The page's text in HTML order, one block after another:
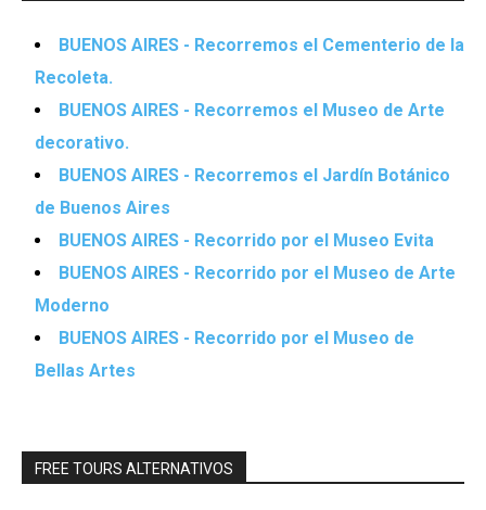
BUENOS AIRES - Recorremos el Cementerio de la
Recoleta.
BUENOS AIRES - Recorremos el Museo de Arte
decorativo.
BUENOS AIRES - Recorremos el Jardín Botánico
de Buenos Aires
BUENOS AIRES - Recorrido por el Museo Evita
BUENOS AIRES - Recorrido por el Museo de Arte
Moderno
BUENOS AIRES - Recorrido por el Museo de
Bellas Artes
FREE TOURS ALTERNATIVOS